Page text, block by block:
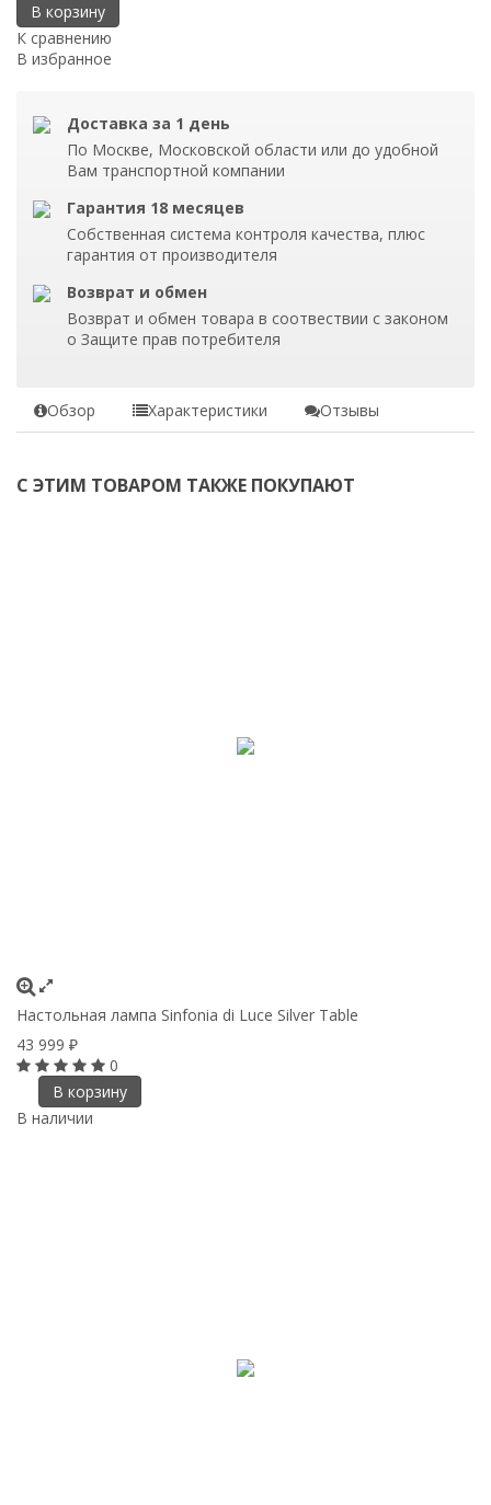
В корзину
К сравнению
В избранное
Доставка за 1 день
По Москве, Московской области или до удобной
Вам транспортной компании
Гарантия 18 месяцев
Собственная система контроля качества, плюс
гарантия от производителя
Возврат и обмен
Возврат и обмен товара в соотвествии с законом
о Защите прав потребителя
Обзор Характеристики Отзывы
С ЭТИМ ТОВАРОМ ТАКЖЕ ПОКУПАЮТ
Настольная лампа Sinfonia di Luce Silver Table
43 999 ₽
0
В корзину
В наличии